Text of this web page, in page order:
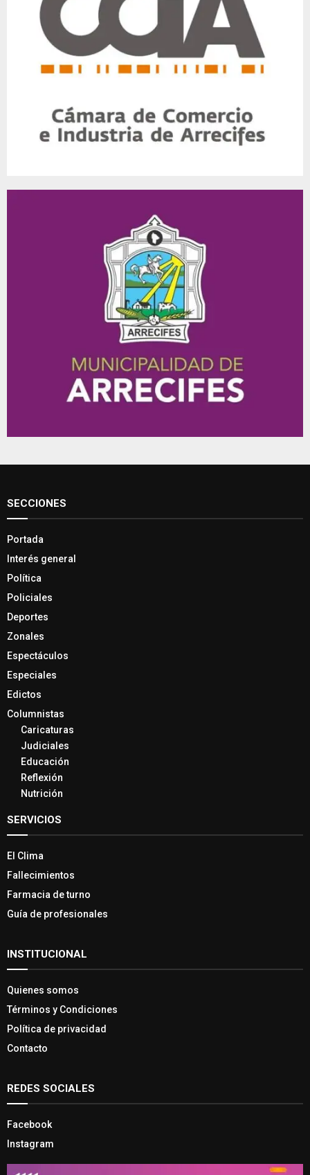
SECCIONES
Portada
Interés general
Política
Policiales
Deportes
Zonales
Espectáculos
Especiales
Edictos
Columnistas
Caricaturas
Judiciales
Educación
Reflexión
Nutrición
SERVICIOS
El Clima
Fallecimientos
Farmacia de turno
Guía de profesionales
INSTITUCIONAL
Quienes somos
Términos y Condiciones
Política de privacidad
Contacto
REDES SOCIALES
Facebook
Instagram